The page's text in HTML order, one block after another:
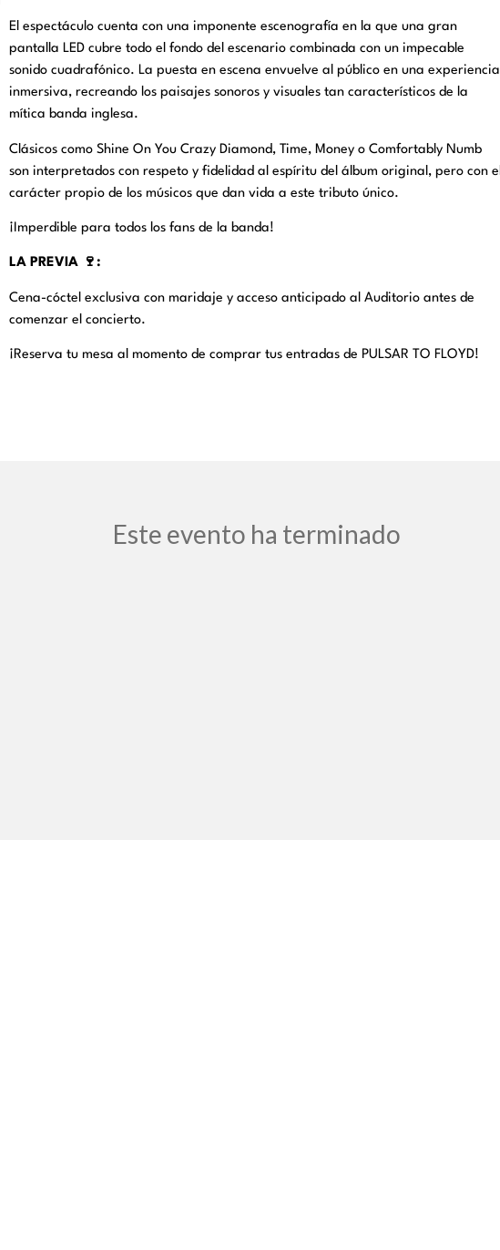
El espectáculo cuenta con una imponente escenografía en la que una gran
pantalla LED cubre todo el fondo del escenario combinada con un impecable
sonido cuadrafónico. La puesta en escena envuelve al público en una experiencia
inmersiva, recreando los paisajes sonoros y visuales tan característicos de la
mítica banda inglesa.
Clásicos como Shine On You Crazy Diamond, Time, Money o Comfortably Numb
son interpretados con respeto y fidelidad al espíritu del álbum original, pero con el
carácter propio de los músicos que dan vida a este tributo único.
¡Imperdible para todos los fans de la banda!
LA PREVIA 🍷:
Cena-cóctel exclusiva con maridaje y acceso anticipado al Auditorio antes de
comenzar el concierto.
¡Reserva tu mesa al momento de comprar tus entradas de PULSAR TO FLOYD!
Este evento ha terminado